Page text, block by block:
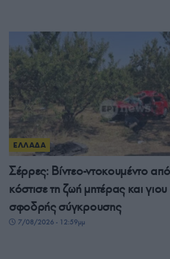
ΕΛΛΑΔΑ
Σέρρες: Βίντεο-ντοκουμέντο
κόστισε τη ζωή μητέρας και
σφοδρής σύγκρουσης
7/08/2026 - 12:59μμ